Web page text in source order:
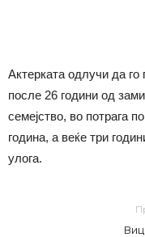
Актерката одлучи да
после 26 години од
семејство, во потрага
година, а веќе три
улога.